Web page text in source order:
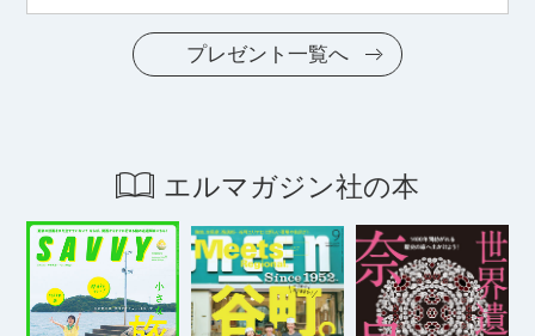
プレゼント一覧へ
エルマガジン社の本